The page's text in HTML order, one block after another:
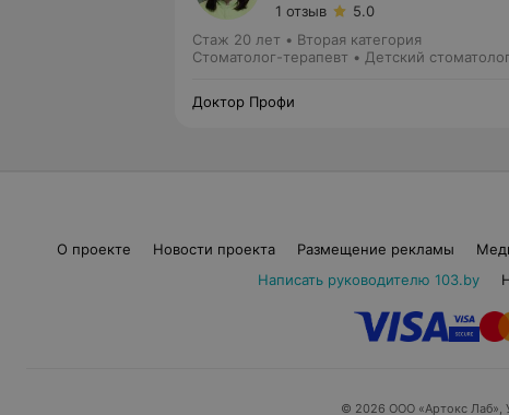
1 отзыв
5.0
Стаж 20 лет • Вторая категория
Стоматолог-терапевт • Детский стоматолог
Доктор Профи
О проекте Новости проекта Размещение рекламы
Написать руководителю 103.by
© 2026 ООО «Артокс Лаб»,